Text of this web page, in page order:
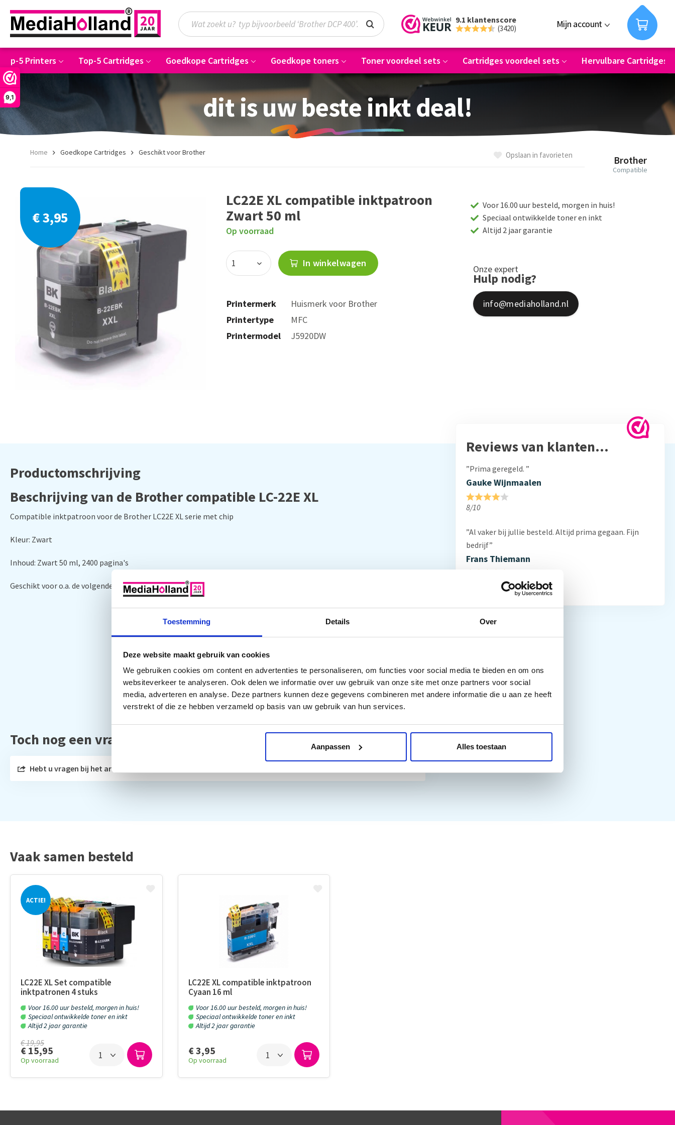
Toestemming Details Over
Deze website maakt gebruik van cookies
We gebruiken cookies om content en advertenties te personaliseren, om functies voor social media te bieden en om ons
websiteverkeer te analyseren. Ook delen we informatie over uw gebruik van onze site met onze partners voor social
media, adverteren en analyse. Deze partners kunnen deze gegevens combineren met andere informatie die u aan ze heeft
verstrekt of die ze hebben verzameld op basis van uw gebruik van hun services.
Aanpassen Alles toestaan
9,1
9.1 klantenscore
(3420) Mijn account
Top-5 Printers Top-5 Cartridges Goedkope Cartridges Goedkope toners Toner voordeel sets Cartridges voordeel sets Hervulbare Cartridges
dit is uw beste inkt deal!
Home Goedkope Cartridges Geschikt voor Brother
€ 3,95
LC22E XL compatible inktpatroon
Zwart 50 ml
Op voorraad
In winkelwagen
Printermerk
Huismerk voor Brother
Printertype
MFC
Printermodel
J5920DW
Opslaan in favorieten Brother
Compatible
Voor 16.00 uur besteld, morgen in huis!
Speciaal ontwikkelde toner en inkt
Altijd 2 jaar garantie
Onze expert
Hulp nodig?
info@mediaholland.nl
Productomschrijving
Beschrijving van de Brother compatible LC-22E XL
Compatible inktpatroon voor de Brother LC22E XL serie met chip
Kleur: Zwart
Inhoud: Zwart 50 ml, 2400 pagina's
Geschikt voor o.a. de volgende printer: MFC-J5920DW
Toch nog een vraag?
Hebt u vragen bij het artikel?
Reviews van klanten…
”Prima geregeld. ”
Gauke Wijnmaalen
8/10
”Al vaker bij jullie besteld. Altijd prima gegaan. Fijn
bedrijf”
Frans Thiemann
Vaak samen besteld
ACTIE!
LC22E XL Set compatible
inktpatronen 4 stuks
Voor 16.00 uur besteld, morgen in huis!
Speciaal ontwikkelde toner en inkt
Altijd 2 jaar garantie
€ 19,95
€ 15,95
Op voorraad
LC22E XL compatible inktpatroon
Cyaan 16 ml
Voor 16.00 uur besteld, morgen in huis!
Speciaal ontwikkelde toner en inkt
Altijd 2 jaar garantie
€ 3,95
Op voorraad